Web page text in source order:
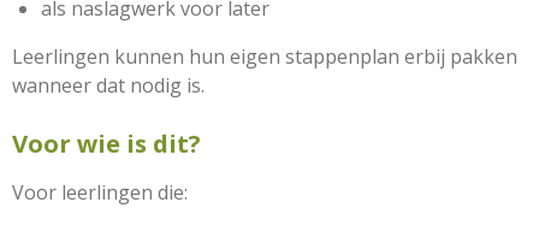
als naslagwerk voor later
Leerlingen kunnen hun eigen stappenplan erbij pakken
wanneer dat nodig is.
Voor wie is dit?
Voor leerlingen die: